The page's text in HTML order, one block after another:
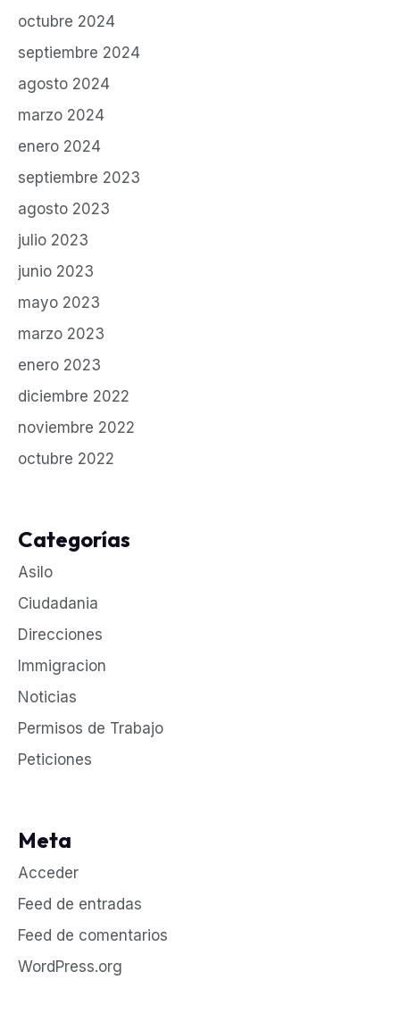
octubre 2024
septiembre 2024
agosto 2024
marzo 2024
enero 2024
septiembre 2023
agosto 2023
julio 2023
junio 2023
mayo 2023
marzo 2023
enero 2023
diciembre 2022
noviembre 2022
octubre 2022
Categorías
Asilo
Ciudadania
Direcciones
Immigracion
Noticias
Permisos de Trabajo
Peticiones
Meta
Acceder
Feed de entradas
Feed de comentarios
WordPress.org